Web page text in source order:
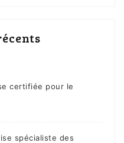
certifiée pour le
spécialiste des